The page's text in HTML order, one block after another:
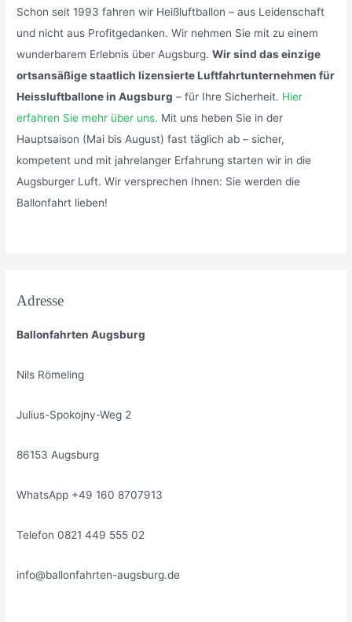
Schon seit 1993 fahren wir Heißluftballon – aus Leidenschaft
und nicht aus Profitgedanken. Wir nehmen Sie mit zu einem
wunderbarem Erlebnis über Augsburg.Wir sind das einzige
ortsansäßige staatlich lizensierte Luftfahrtunternehmen für
Heissluftballone in Augsburg – für Ihre Sicherheit. Hier
erfahren Sie mehr über uns. Mit uns heben Sie in der
Hauptsaison (Mai bis August) fast täglich ab – sicher,
kompetent und mit jahrelanger Erfahrung starten wir in die
Augsburger Luft. Wir versprechen Ihnen: Sie werden die
Ballonfahrt lieben!
Adresse
Ballonfahrten Augsburg
Nils Römeling
Julius-Spokojny-Weg 2
86153 Augsburg
WhatsApp +49 160 8707913
Telefon 0821 449 555 02
info@ballonfahrten-augsburg.de